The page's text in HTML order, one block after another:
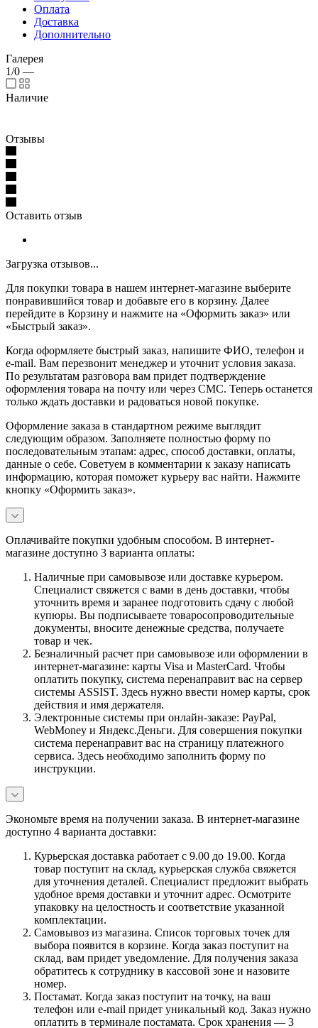
Оплата
Доставка
Дополнительно
Галерея
1/0 —
Наличие
Отзывы
Оставить отзыв
Загрузка отзывов...
Для покупки товара в нашем интернет-магазине выберите
понравившийся товар и добавьте его в корзину. Далее
перейдите в Корзину и нажмите на «Оформить заказ» или
«Быстрый заказ».
Когда оформляете быстрый заказ, напишите ФИО, телефон и
e-mail. Вам перезвонит менеджер и уточнит условия заказа.
По результатам разговора вам придет подтверждение
оформления товара на почту или через СМС. Теперь останется
только ждать доставки и радоваться новой покупке.
Оформление заказа в стандартном режиме выглядит
следующим образом. Заполняете полностью форму по
последовательным этапам: адрес, способ доставки, оплаты,
данные о себе. Советуем в комментарии к заказу написать
информацию, которая поможет курьеру вас найти. Нажмите
кнопку «Оформить заказ».
Оплачивайте покупки удобным способом. В интернет-
магазине доступно 3 варианта оплаты:
Наличные при самовывозе или доставке курьером.
Специалист свяжется с вами в день доставки, чтобы
уточнить время и заранее подготовить сдачу с любой
купюры. Вы подписываете товаросопроводительные
документы, вносите денежные средства, получаете
товар и чек.
Безналичный расчет при самовывозе или оформлении в
интернет-магазине: карты Visa и MasterCard. Чтобы
оплатить покупку, система перенаправит вас на сервер
системы ASSIST. Здесь нужно ввести номер карты, срок
действия и имя держателя.
Электронные системы при онлайн-заказе: PayPal,
WebMoney и Яндекс.Деньги. Для совершения покупки
система перенаправит вас на страницу платежного
сервиса. Здесь необходимо заполнить форму по
инструкции.
Экономьте время на получении заказа. В интернет-магазине
доступно 4 варианта доставки:
Курьерская доставка работает с 9.00 до 19.00. Когда
товар поступит на склад, курьерская служба свяжется
для уточнения деталей. Специалист предложит выбрать
удобное время доставки и уточнит адрес. Осмотрите
упаковку на целостность и соответствие указанной
комплектации.
Самовывоз из магазина. Список торговых точек для
выбора появится в корзине. Когда заказ поступит на
склад, вам придет уведомление. Для получения заказа
обратитесь к сотруднику в кассовой зоне и назовите
номер.
Постамат. Когда заказ поступит на точку, на ваш
телефон или e-mail придет уникальный код. Заказ нужно
оплатить в терминале постамата. Срок хранения — 3